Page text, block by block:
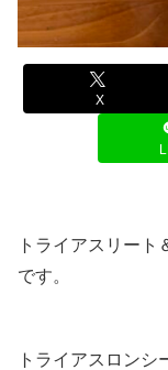
X
トライアスリー
です。
トライアスロン